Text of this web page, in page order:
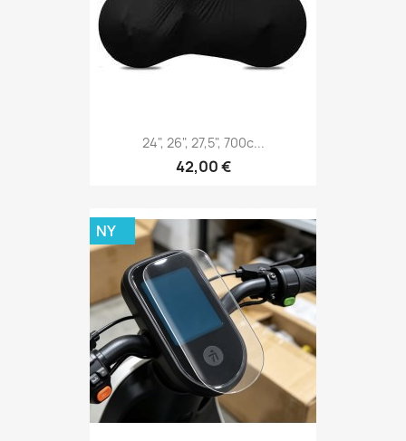
24", 26", 27,5", 700c...
42,00 €
NY